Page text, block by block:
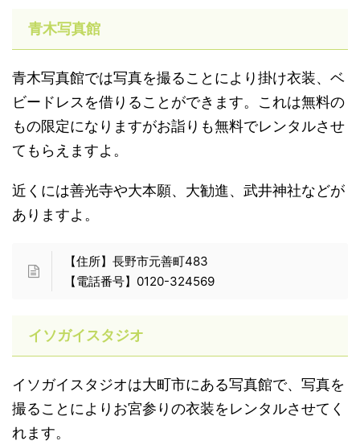
青木写真館
青木写真館では写真を撮ることにより掛け衣装、ベ
ビードレスを借りることができます。これは無料の
もの限定になりますがお詣りも無料でレンタルさせ
てもらえますよ。
近くには善光寺や大本願、大勧進、武井神社などが
ありますよ。
【住所】長野市元善町483
【電話番号】0120-324569
イソガイスタジオ
イソガイスタジオは大町市にある写真館で、写真を
撮ることによりお宮参りの衣装をレンタルさせてく
れます。